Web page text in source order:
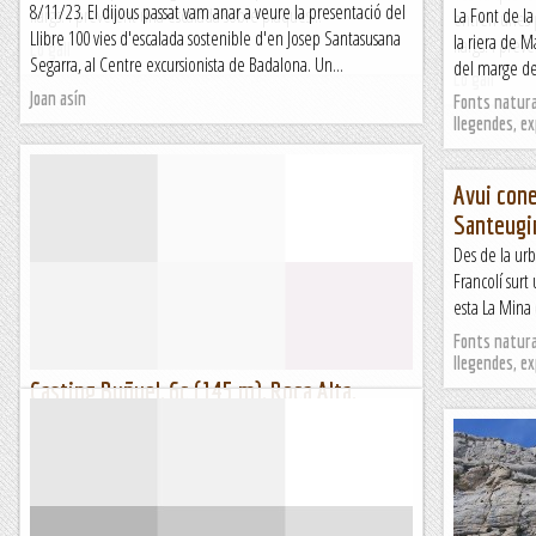
llargs. I preveient una escalada sobre plaques...
Lo gall
entren unes
llargs. I
Lo gall
8/11/23. El dijous passat vam anar a veure la presentació del
Llibre 100 vies d'escalada sostenible d'en Josep Santasusana
Segarra, al Centre excursionista de Badalona. Un...
Joan asín
La Font de
la riera de
del marge
Fonts
llegendes,
Casting Buñuel, 6c (145 m), Roca Alta,
Molt bona en tot el seu recorregut, atlètica,...
Avui
Des de la
Francolí surt
esta La
Fonts
llegendes,